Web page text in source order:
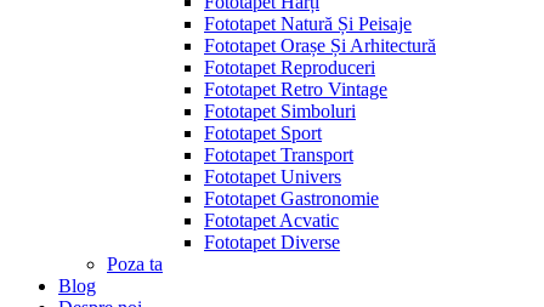
Fototapet Natură Și Peisaje
Fototapet Orașe Și Arhitectură
Fototapet Reproduceri
Fototapet Retro Vintage
Fototapet Simboluri
Fototapet Sport
Fototapet Transport
Fototapet Univers
Fototapet Gastronomie
Fototapet Acvatic
Fototapet Diverse
Poza ta
Blog